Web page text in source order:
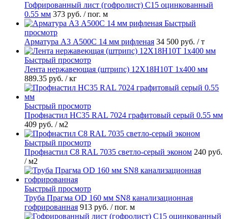
Гофрированный лист (гофролист) С15 оцинкованный
0.55 мм 373 руб. / пог. м
Быстрый
просмотр
Арматура А3 А500С 14 мм рифленая 34 500 руб. / т
Быстрый просмотр
Лента нержавеющая (штрипс) 12Х18Н10Т 1х400 мм
889.35 руб. / кг
Быстрый просмотр
Профнастил НС35 RAL 7024 графитовый серый 0.55 мм
409 руб. / м2
Быстрый просмотр
Профнастил С8 RAL 7035 светло-серый эконом 240 руб.
/ м2
Быстрый просмотр
Труба Прагма OD 160 мм SN8 канализационная
гофрированная 913 руб. / пог. м